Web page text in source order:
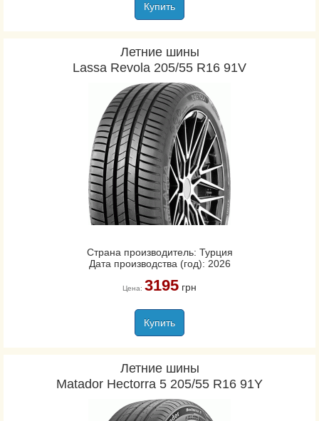
Купить
Летние шины
Lassa Revola 205/55 R16 91V
Страна производитель: Турция
Дата производства (год): 2026
Цена: 3195грн
Купить
Летние шины
Matador Hectorra 5 205/55 R16 91Y